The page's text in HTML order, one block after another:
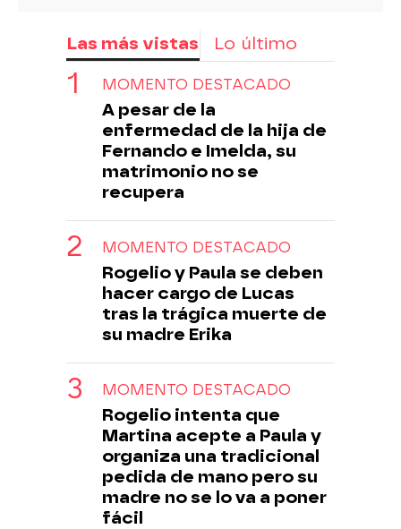
Las más vistas Lo último
MOMENTO DESTACADO
A pesar de la
enfermedad de la hija de
Fernando e Imelda, su
matrimonio no se
recupera
MOMENTO DESTACADO
Rogelio y Paula se deben
hacer cargo de Lucas
tras la trágica muerte de
su madre Erika
MOMENTO DESTACADO
Rogelio intenta que
Martina acepte a Paula y
organiza una tradicional
pedida de mano pero su
madre no se lo va a poner
fácil